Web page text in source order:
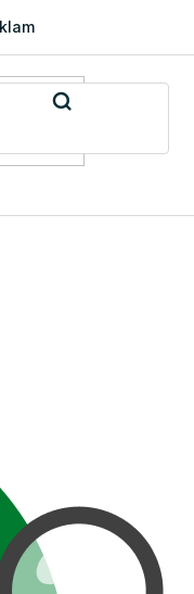
a vrátenie tovaru